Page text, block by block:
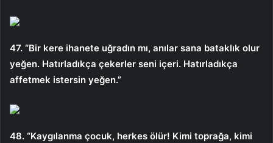
47. “Bir kere ihanete uğradın mı, anılar sana bataklık olur
yeğen. Hatırladıkça çekerler seni içeri. Hatırladıkça
affetmek istersin yeğen.”
48. “Kaygılanma çocuk, herkes ölür! Kimi toprağa, kimi